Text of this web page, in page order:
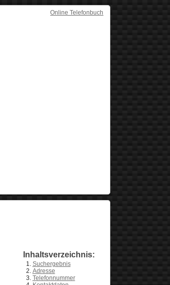
Online Telefonbuch
Inhaltsverzeichnis:
Suchergebnis
Adresse
Telefonnummer